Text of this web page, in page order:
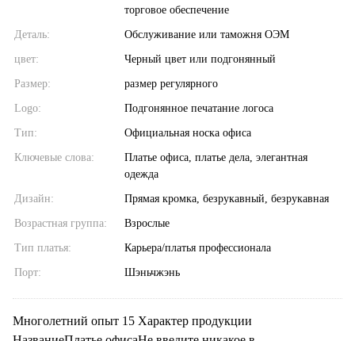
торговое обеспечение
Деталь: Обслуживание или таможня ОЭМ
цвет: Черный цвет или подгонянный
Размер: размер регулярного
Logo: Подгонянное печатание логоса
Тип: Официальная носка офиса
Ключевые слова:
Платье офиса, платье дела, элегантная
одежда
Дизайн: Прямая кромка, безрукавный, безрукавная
Возрастная группа: Взрослые
Тип платья: Карьера/платья профессионала
Порт: Шэньчжэнь
Многолетний опыт 15 Характер продукции